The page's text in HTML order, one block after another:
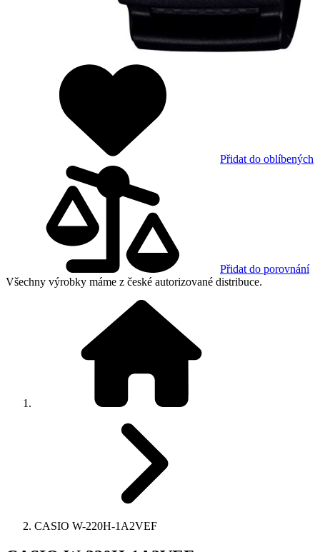
Přidat do oblíbených
Přidat do porovnání
Všechny výrobky máme z české autorizované distribuce.
CASIO W-220H-1A2VEF